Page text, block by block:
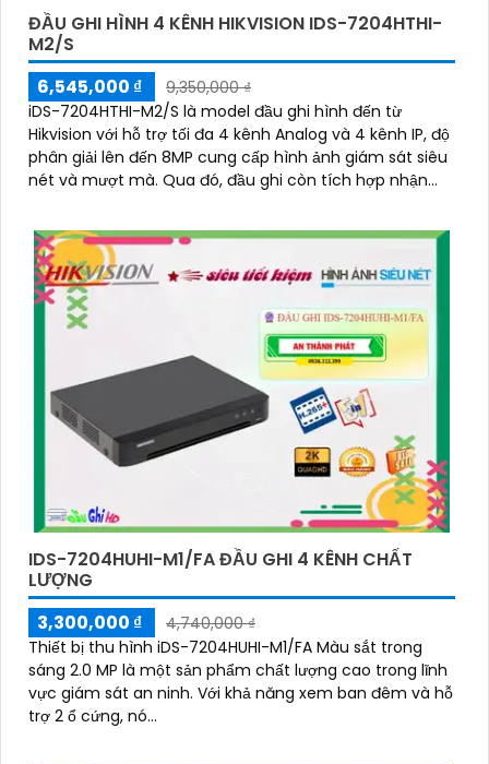
ĐẦU GHI HÌNH 4 KÊNH HIKVISION IDS-7204HTHI-
M2/S
6,545,000 ₫
9,350,000 ₫
iDS-7204HTHI-M2/S là model đầu ghi hình đến từ
Hikvision với hỗ trợ tối đa 4 kênh Analog và 4 kênh IP, độ
phân giải lên đến 8MP cung cấp hình ảnh giám sát siêu
nét và mượt mà. Qua đó, đầu ghi còn tích hợp nhận
HDMI 4K và hỗ trợ ổ cứng lên đến 10TB
IDS-7204HUHI-M1/FA ĐẦU GHI 4 KÊNH CHẤT
LƯỢNG
3,300,000 ₫
4,740,000 ₫
Thiết bị thu hình iDS-7204HUHI-M1/FA Màu sắt trong
sáng 2.0 MP là một sản phẩm chất lượng cao trong lĩnh
vực giám sát an ninh. Với khả năng xem ban đêm và hỗ
trợ 2 ổ cứng, nó...